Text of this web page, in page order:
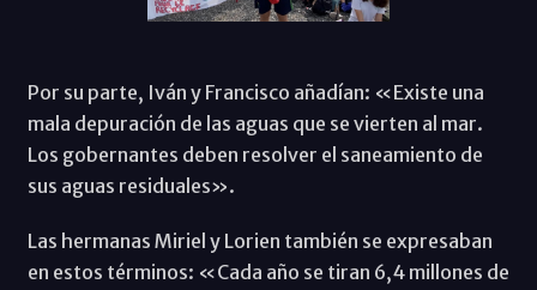
Por su parte, Iván y Francisco añadían: «Existe una
mala depuración de las aguas que se vierten al mar.
Los gobernantes deben resolver el saneamiento de
sus aguas residuales».
Las hermanas Miriel y Lorien también se expresaban
en estos términos: «Cada año se tiran 6,4 millones de